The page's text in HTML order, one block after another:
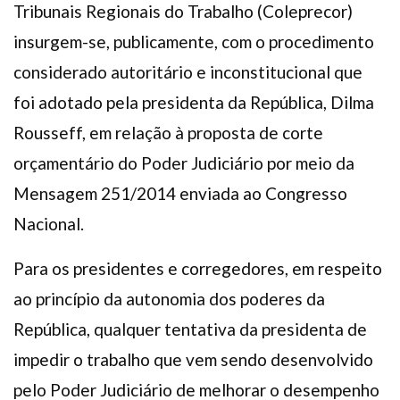
Tribunais Regionais do Trabalho (Coleprecor)
insurgem-se, publicamente, com o procedimento
considerado autoritário e inconstitucional que
foi adotado pela presidenta da República, Dilma
Rousseff, em relação à proposta de corte
orçamentário do Poder Judiciário por meio da
Mensagem 251/2014 enviada ao Congresso
Nacional.
Para os presidentes e corregedores, em respeito
ao princípio da autonomia dos poderes da
República, qualquer tentativa da presidenta de
impedir o trabalho que vem sendo desenvolvido
pelo Poder Judiciário de melhorar o desempenho